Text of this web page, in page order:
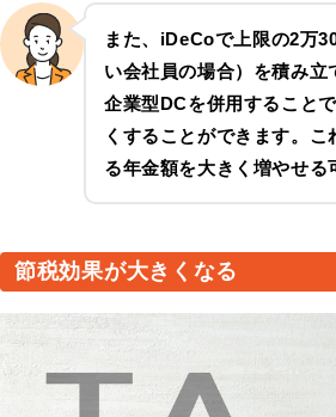
また、iDeCoで上限の2万
い会社員の場合）を積み立
企業型DCを併用すること
くすることができます。
る年金額を大きく増やせる
節税効果が大きくなる